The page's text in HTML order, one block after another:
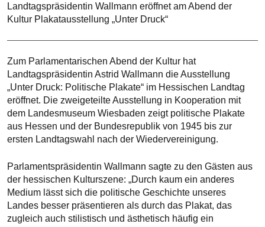
Landtagspräsidentin Wallmann eröffnet am Abend der
Kultur Plakatausstellung „Unter Druck“
Zum Parlamentarischen Abend der Kultur hat
Landtagspräsidentin Astrid Wallmann die Ausstellung
„Unter Druck: Politische Plakate“ im Hessischen Landtag
eröffnet. Die zweigeteilte Ausstellung in Kooperation mit
dem Landesmuseum Wiesbaden zeigt politische Plakate
aus Hessen und der Bundesrepublik von 1945 bis zur
ersten Landtagswahl nach der Wiedervereinigung.
Parlamentspräsidentin Wallmann sagte zu den Gästen aus
der hessischen Kulturszene: „Durch kaum ein anderes
Medium lässt sich die politische Geschichte unseres
Landes besser präsentieren als durch das Plakat, das
zugleich auch stilistisch und ästhetisch häufig ein